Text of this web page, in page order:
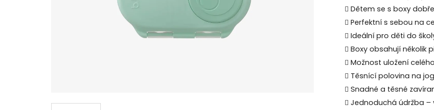
Dětem se s boxy
Perfektní s sebou na
Ideální pro děti do
Boxy obsahují několik
Možnost uložení
Těsnící polovina na
Snadné a těsné
Jednoduchá údržba –